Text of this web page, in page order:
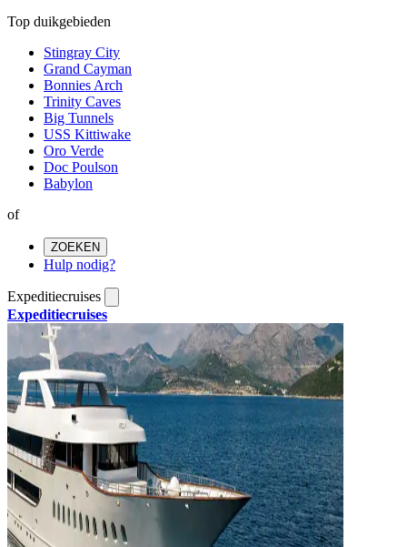
Top duikgebieden
Stingray City
Grand Cayman
Bonnies Arch
Trinity Caves
Big Tunnels
USS Kittiwake
Oro Verde
Doc Poulson
Babylon
of
ZOEKEN
Hulp nodig?
Expeditiecruises
Expeditiecruises